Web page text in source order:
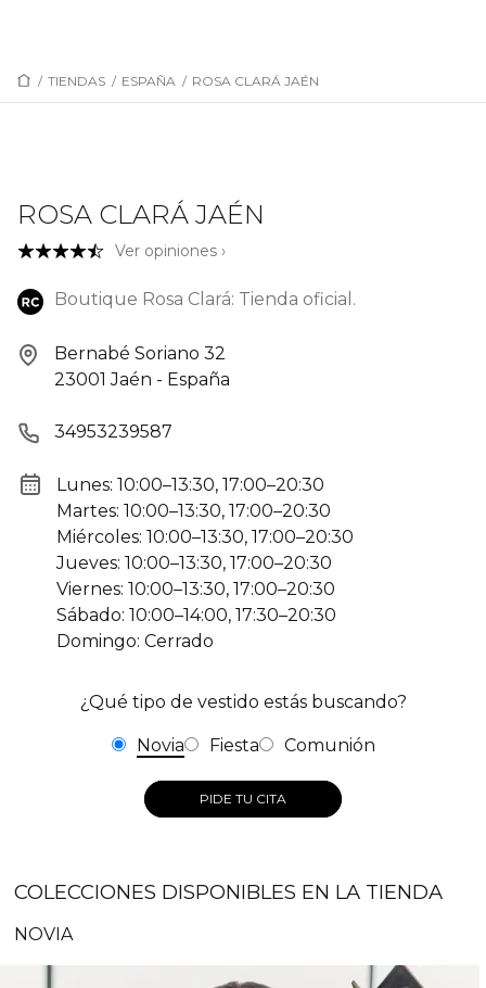
/ TIENDAS / ESPAÑA / ROSA CLARÁ JAÉN
ROSA CLARÁ JAÉN
Ver opiniones ›
Boutique Rosa Clará: Tienda oficial.
Bernabé Soriano 32
23001 Jaén - España
34953239587
Lunes: 10:00–13:30, 17:00–20:30
Martes: 10:00–13:30, 17:00–20:30
Miércoles: 10:00–13:30, 17:00–20:30
Jueves: 10:00–13:30, 17:00–20:30
Viernes: 10:00–13:30, 17:00–20:30
Sábado: 10:00–14:00, 17:30–20:30
Domingo: Cerrado
¿Qué tipo de vestido estás buscando?
Novia Fiesta Comunión
PIDE TU CITA
COLECCIONES DISPONIBLES EN LA TIENDA
NOVIA